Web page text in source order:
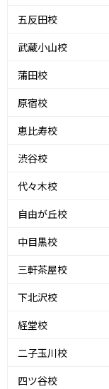
五反田校
武蔵小山校
蒲田校
原宿校
恵比寿校
渋谷校
代々木校
自由が丘校
中目黒校
三軒茶屋校
下北沢校
経堂校
二子玉川校
四ツ谷校